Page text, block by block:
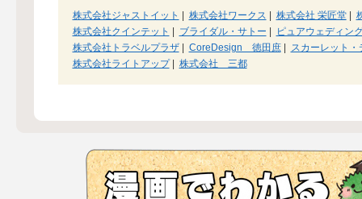
株式会社ジャストイット 株式会社ワークス 株式会社 栄匠堂|
株式会社クインテット
ブライダル・サトー
ピュアウェディン
株式会社トラベルプラザ| CoreDesign 徳田庶|
スカーレット
株式会社ライトアップ| 株式会社 三都